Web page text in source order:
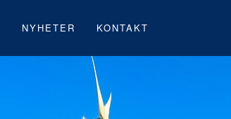
NYHETER KONTAKT